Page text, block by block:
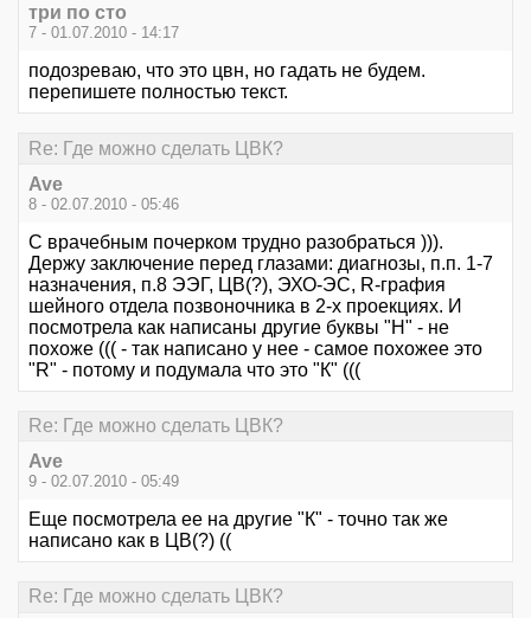
три по сто
7 - 01.07.2010 - 14:17
подозреваю, что это цвн, но гадать не будем.
перепишете полностью текст.
Re: Где можно сделать ЦВК?
Ave
8 - 02.07.2010 - 05:46
С врачебным почерком трудно разобраться ))).
Держу заключение перед глазами: диагнозы, п.п. 1-7
назначения, п.8 ЭЭГ, ЦВ(?), ЭХО-ЭС, R-графия
шейного отдела позвоночника в 2-х проекциях. И
посмотрела как написаны другие буквы "Н" - не
похоже ((( - так написано у нее - самое похожее это
"R" - потому и подумала что это "К" (((
Re: Где можно сделать ЦВК?
Ave
9 - 02.07.2010 - 05:49
Еще посмотрела ее на другие "К" - точно так же
написано как в ЦВ(?) ((
Re: Где можно сделать ЦВК?